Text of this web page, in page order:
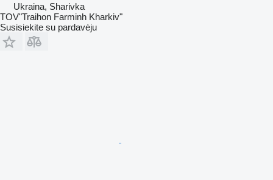
Ukraina, Sharivka
TOV"Traihon Farminh Kharkiv"
Susisiekite su pardavėju